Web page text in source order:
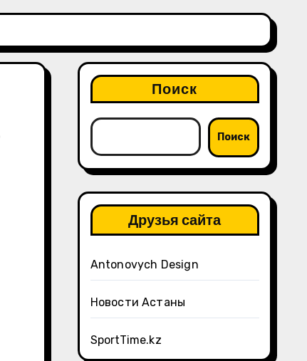
Поиск
Поиск
Друзья сайта
Antonovych Design
Новости Астаны
SportTime.kz